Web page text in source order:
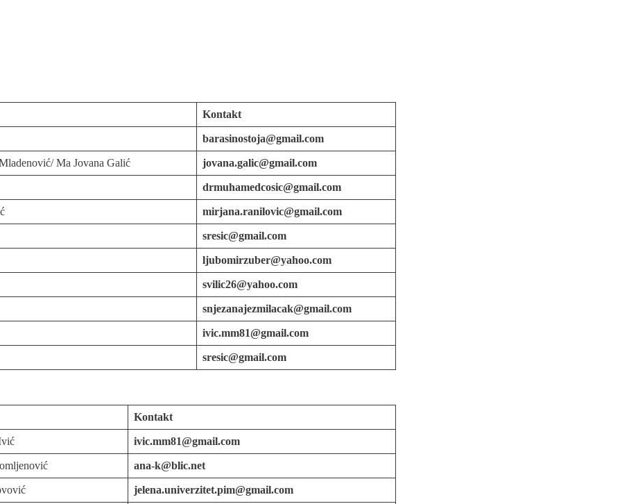
Kontakt
barasinostoja@gmail.com
Ma Jovana Galić jovana.galic@gmail.com
drmuhamedcosic@gmail.com
mirjana.ranilovic@gmail.com
sresic@gmail.com
ljubomirzuber@yahoo.com
svilic26@yahoo.com
snjezanajezmilacak@gmail.com
ivic.mm81@gmail.com
sresic@gmail.com
Kontakt
ivic.mm81@gmail.com
ana-k@blic.net
jelena.univerzitet.pim@gmail.com